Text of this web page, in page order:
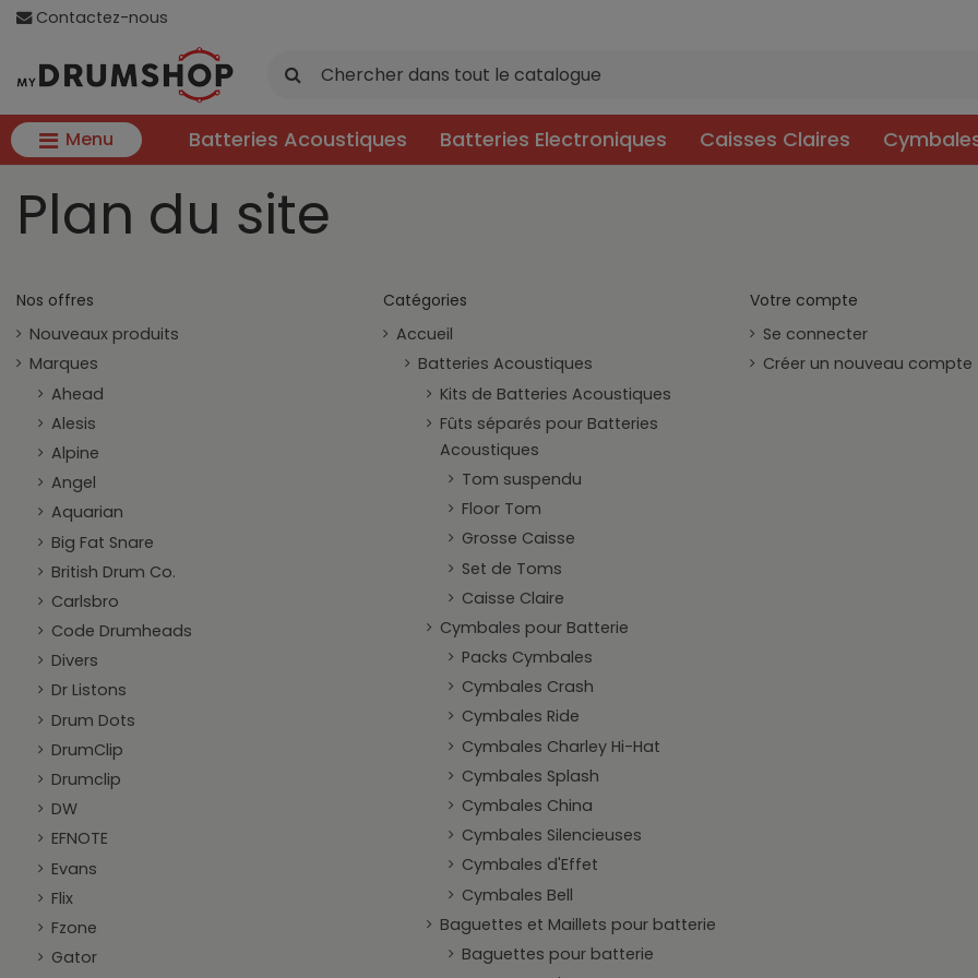
Contactez-nous
Menu Batteries Acoustiques Batteries Electroniques Caisses Claires
Plan du site
Nos offres
Nouveaux produits
Marques
Ahead
Alesis
Alpine
Angel
Aquarian
Big Fat Snare
British Drum Co.
Carlsbro
Code Drumheads
Divers
Dr Listons
Drum Dots
DrumClip
Drumclip
DW
EFNOTE
Evans
Flix
Fzone
Gator
Catégories
Accueil
Batteries Acoustiques
Kits de Batteries Acoustiques
Fûts séparés pour Batteries
Acoustiques
Tom suspendu
Floor Tom
Grosse Caisse
Set de Toms
Caisse Claire
Cymbales pour Batterie
Packs Cymbales
Cymbales Crash
Cymbales Ride
Cymbales Charley Hi-Hat
Cymbales Splash
Cymbales China
Cymbales Silencieuses
Cymbales d'Effet
Cymbales Bell
Baguettes et Maillets pour batterie
Baguettes pour batterie
Votre compte
Se connecter
Créer un nouveau compte